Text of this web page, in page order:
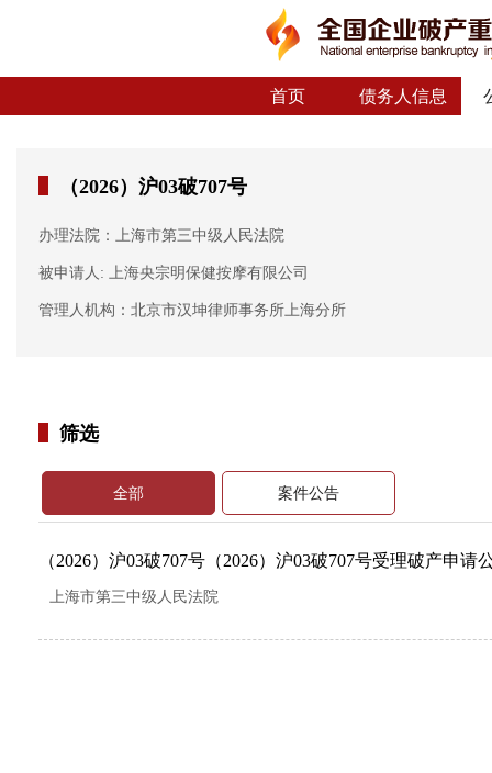
首页 债务人信息
（2026）沪03破707号
办理法院：上海市第三中级人民法院
被申请人: 上海央宗明保健按摩有限公司
管理人机构：北京市汉坤律师事务所上海分所
筛选
全部 案件公告
（2026）沪03破707号（2026）沪03破707号受理破产申请
上海市第三中级人民法院